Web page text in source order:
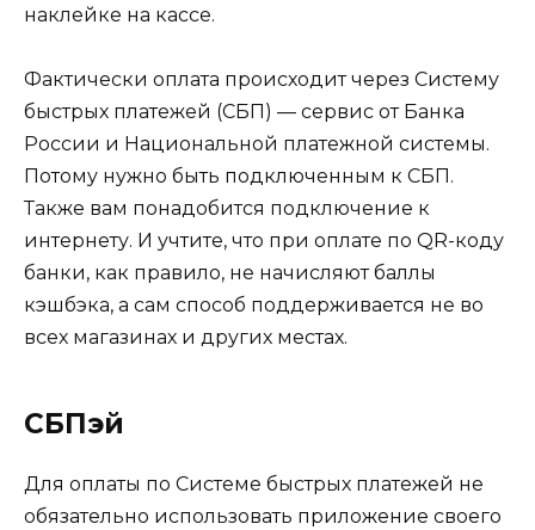
наклейке на кассе.
Фактически оплата происходит через Систему
быстрых платежей (СБП) — сервис от Банка
России и Национальной платежной системы.
Потому нужно быть подключенным к СБП.
Также вам понадобится подключение к
интернету. И учтите, что при оплате по QR-коду
банки, как правило, не начисляют баллы
кэшбэка, а сам способ поддерживается не во
всех магазинах и других местах.
СБПэй
Для оплаты по Системе быстрых платежей не
обязательно использовать приложение своего